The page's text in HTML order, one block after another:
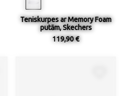
Teniskurpes ar Memory Foam
putām, Skechers
119,90 €